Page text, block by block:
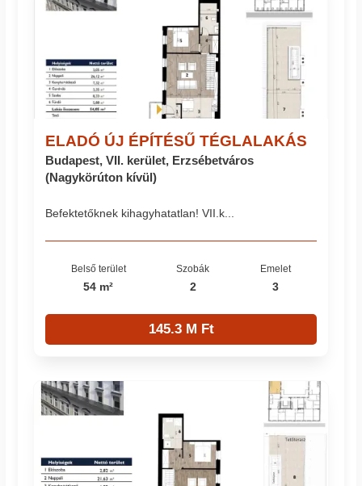
ELADÓ ÚJ ÉPÍTÉSŰ TÉGLALAKÁS
Budapest, VII. kerület, Erzsébetváros
(Nagykörúton kívül)
Befektetőknek kihagyhatatlan! VII.k...
Belső terület
54 m²
Szobák
2
Emelet
3
145.3 M Ft